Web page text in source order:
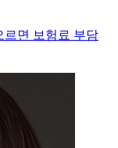
르면 보험료 부담